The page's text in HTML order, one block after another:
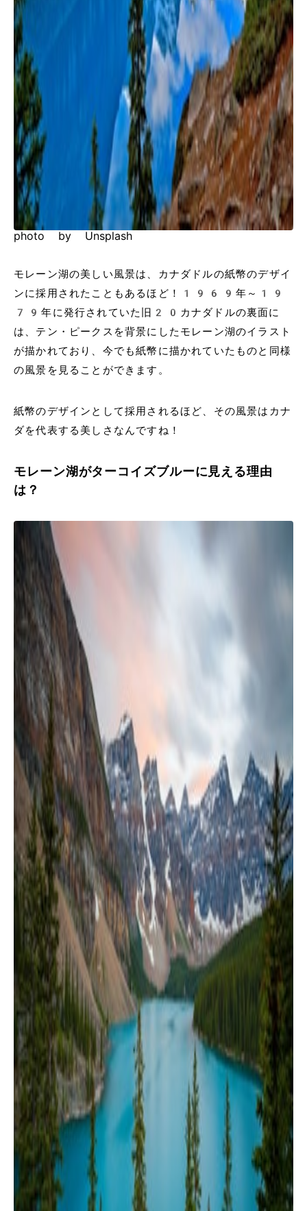
photo by Unsplash
モレーン湖の美しい風景は、カナダドルの紙幣のデザイ
ンに採用されたこともあるほど！1969年～19
79年​​に発行されていた旧20カナダドルの裏面に
は、テン・ピークスを背景にしたモレーン湖のイラスト
が描かれており、今でも紙幣に描かれていたものと同様
の風景を見ることができます。
紙幣のデザインとして採用されるほど、その風景はカナ
ダを代表する美しさなんですね！
モレーン湖がターコイズブルーに見える理由
は？